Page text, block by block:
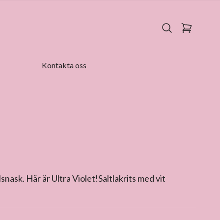
Kontakta oss
Här är Ultra Violet!Saltlakrits med vit